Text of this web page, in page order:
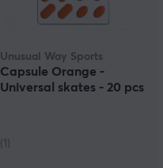
Unusual Way Sports
Capsule Orange -
Universal skates - 20 pcs
(1)